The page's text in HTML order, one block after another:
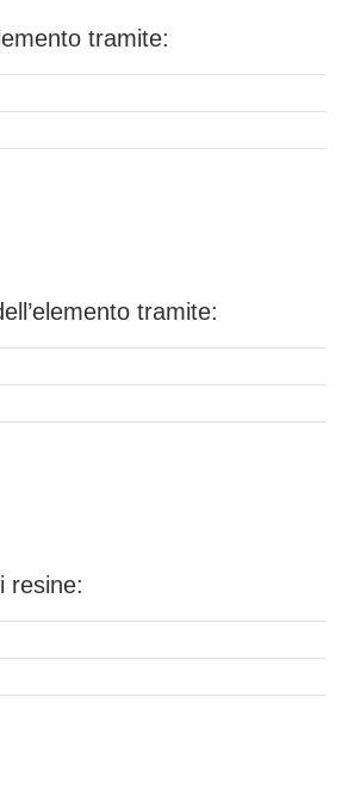
tramite:
tramite:
resine: